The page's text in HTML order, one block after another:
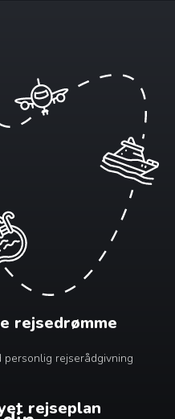
rejsedrømme
rejserådgivning
rejseplan